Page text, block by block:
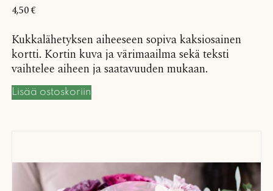
4,50€
Kukkalähetyksen aiheeseen sopiva kaksiosainen
kortti. Kortin kuva ja värimaailma sekä teksti
vaihtelee aiheen ja saatavuuden mukaan.
Lisää ostoskoriin